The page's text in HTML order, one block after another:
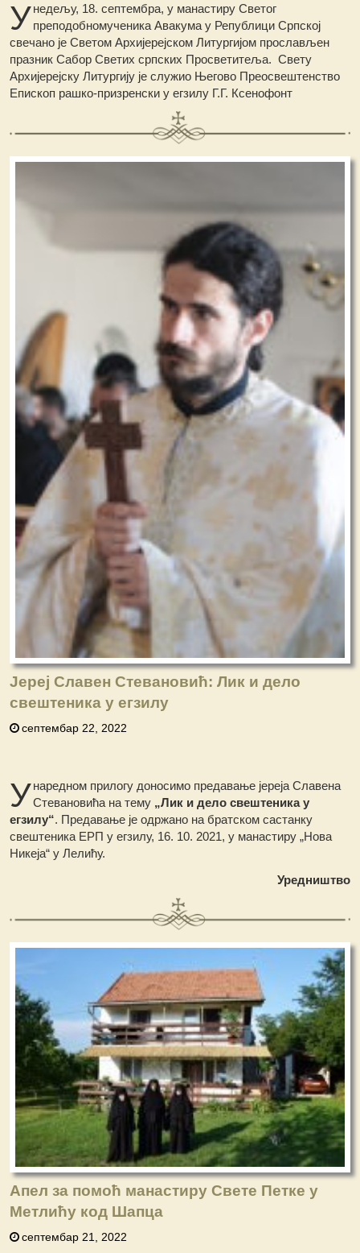
Унедељу, 18. септембра, у манастиру Светог
преподобномученика Авакума у Републици Српској
свечано је Светом Архијерејском Литургијом прослављен
празник Сабор Светих српских Просветитеља. Свету
Архијерејску Литургију је служио Његово Преосвештенство
Епископ рашко-призренски у егзилу Г.Г. Ксенофонт
Јереј Славен Стевановић: Лик и дело
свештеника у егзилу
септембар 22, 2022
Унаредном прилогу доносимо предавање јереја Славена
Стевановића на тему „Лик и дело свештеника у
егзилу“. Предавање је одржано на братском састанку
свештеника ЕРП у егзилу, 16. 10. 2021, у манастиру „Нова
Никеја“ у Лелићу.
Уредништво
Апел за помоћ манастиру Свете Петке у
Метлићу код Шапца
септембар 21, 2022